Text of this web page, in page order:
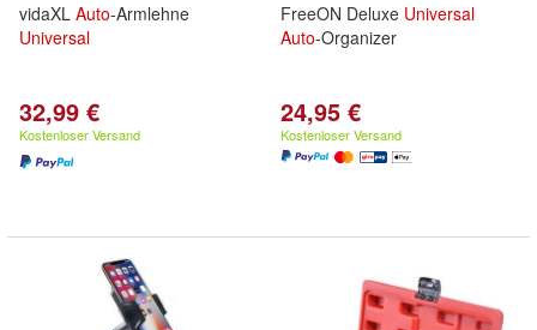
vidaXL Auto-Armlehne
Universal
32,99 €
Kostenloser Versand
FreeON Deluxe Universal
Auto-Organizer
24,95 €
Kostenloser Versand